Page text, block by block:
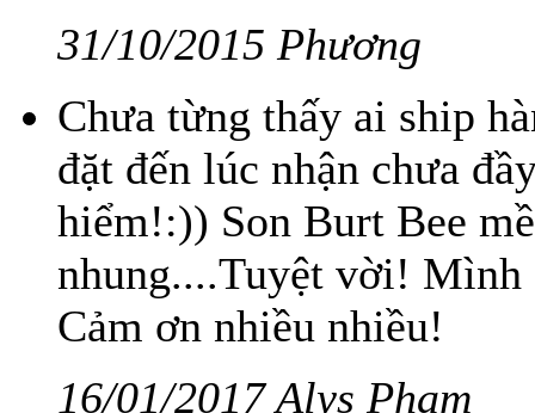
31/10/2015 Phương
Chưa từng thấy ai ship
đặt đến lúc nhận chưa
hiểm!:)) Son Burt Bee
nhung....Tuyệt vời! Mình
Cảm ơn nhiều nhiều!
16/01/2017 Alys Pham